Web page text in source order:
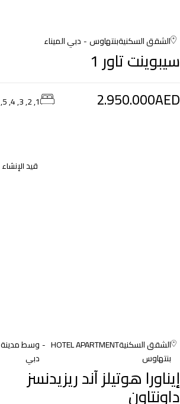
الشقق السكنيةبنتهاوس دبي الميناء
سيبوينت تاور 1
2.950.000AED
1, 2, 3, 4, 5, 6
قيد الإنشاء
الشقق السكنيةHOTEL APARTMENT
بنتهاوس
وسط مدينة
دبي
إيناورا هوتيلز آند ريزيدنسز
داونتاون